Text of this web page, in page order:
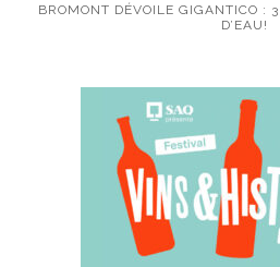
BROMONT DÉVOILE GIGANTICO :
D’EAU!